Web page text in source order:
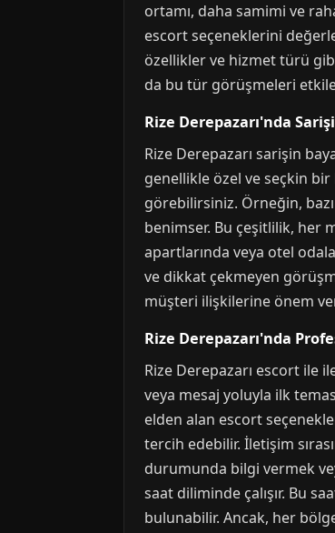
ortamı, daha samimi ve
escort seçeneklerini
özellikler ve hizmet türü
da bu tür görüşmeleri
Rize Derepazarı'nda
Rize Derepazarı sarişin
genellikle özel ve seçkin bir
görebilirsiniz. Örneğin,
benimser. Bu çeşitlilik, her
apartlarında veya otel
ve dikkat çekmeyen
müşteri ilişkilerine önem
Rize Derepazarı'nda
Rize Derepazarı escort ile
veya mesaj yoluyla ilk
elden alan escort
tercih edebilir. İletişim
durumunda bilgi vermek
saat diliminde çalışır. Bu
bulunabilir. Ancak, her